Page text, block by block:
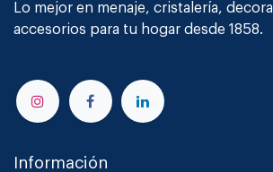
Lo mejor en menaje, cristalería,
accesorios para tu hogar desde 1858.
Información